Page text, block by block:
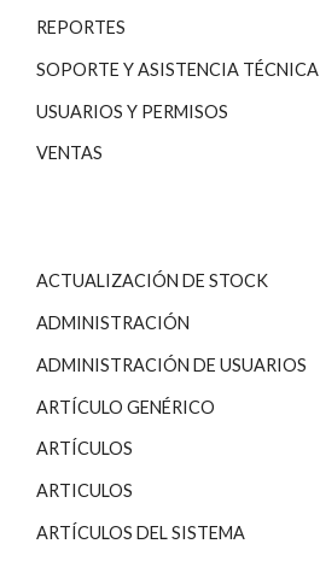
REPORTES
SOPORTE Y ASISTENCIA TÉCNICA
USUARIOS Y PERMISOS
VENTAS
ACTUALIZACIÓN DE STOCK
ADMINISTRACIÓN
ADMINISTRACIÓN DE USUARIOS
ARTÍCULO GENÉRICO
ARTÍCULOS
ARTICULOS
ARTÍCULOS DEL SISTEMA